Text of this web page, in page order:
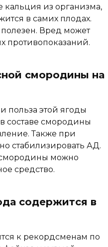
из организма,
в самих плодах.
полезен. Вред может
противопоказаний.
смородины на
этой ягоды
составе смородины
Также при
стабилизировать АД.
смородины можно
средство.
содержится в
к рекордсменам по